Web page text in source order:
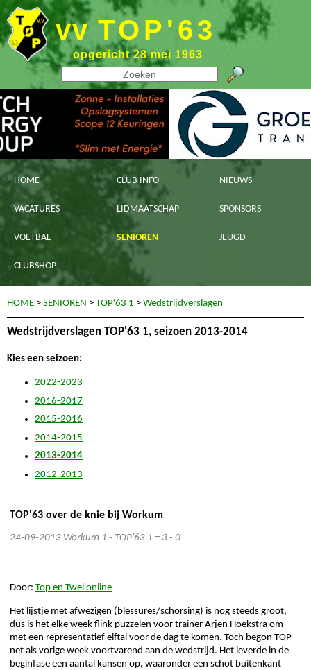
vv TOP'63
opgericht 28 mei 1963
HOME CLUB INFO NIEUWS
VACATURES LIDMAATSCHAP SPONSORS
VOETBAL SENIOREN JEUGD
CLUBSHOP
HOME > SENIOREN > TOP'63 1 > Wedstrijdverslagen
Wedstrijdverslagen TOP'63 1, seizoen 2013-2014
Kies een seizoen:
2022-2023
2016-2017
2015-2016
2014-2015
2013-2014
2012-2013
TOP'63 over de knie bij Workum
24-09-2013 Workum 1 - TOP'63 1 = 3 - 0
Door: Top en Twel online
Het lijstje met afwezigen (blessures/schorsing) is nog steeds groot,
dus is het elke week flink puzzelen voor trainer Arjen Hoekstra om
met een representatief elftal voor de dag te komen. Toch begon TOP
net als vorige week voortvarend aan de wedstrijd. Het leverde in de
beginfase een aantal kansen op, waaronder een schot buitenkant